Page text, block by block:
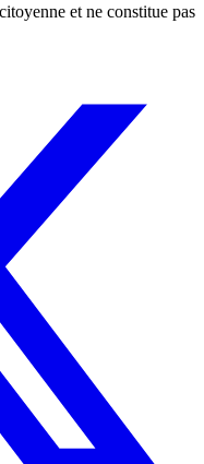
et ne constitue pas